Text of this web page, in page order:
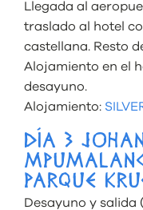
Llegada al
traslado al hotel
castellana. Resto
Alojamiento en el
desayuno.
Alojamiento:
DÍA 3
PARQUE
Desayuno y salida